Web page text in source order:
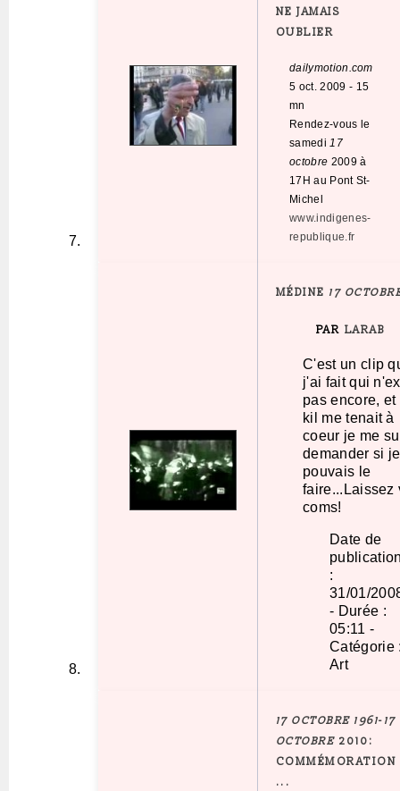
NE JAMAIS
OUBLIER
dailymotion.com
5 oct. 2009 - 15
mn
Rendez-vous le
samedi17
octobre 2009 à
17H au Pont St-
Michel
www.indigenes-
republique.fr
MÉDINE 17
PAR LARAB
C'est un clip
j'ai fait qui
pas encore, et
kil me tenait à
coeur je me
demander si je
pouvais le
faire...Laissez
coms!
Date de
:
31/01/
- Durée :
05:11 -
Catégorie
Art
17 OCTOBRE 1961- 17
OCTOBRE2010:
COMMÉMORATION
...